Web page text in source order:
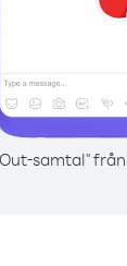
samtal"